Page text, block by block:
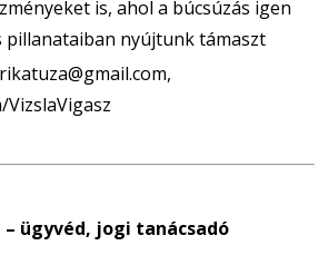
is, ahol a búcsúzás igen
pillanataiban nyújtunk támaszt
VizslaVigasz
– ügyvéd, jogi tanácsadó